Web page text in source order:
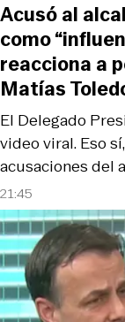
21:45
El Delegado
video viral. Eso
acusaciones del
Acusó al
como
reacciona a
Matías